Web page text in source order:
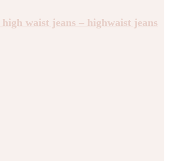
waist jeans – highwaist jeans